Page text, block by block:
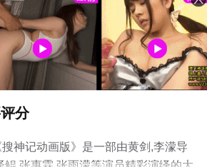
分
神记动画版》是一部由黄剑,李濛导